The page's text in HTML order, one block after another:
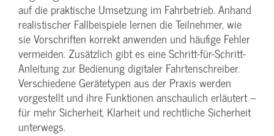
auf die praktische Umsetzung im Fahrbetrieb. Anhand
realistischer Fallbeispiele lernen die Teilnehmer, wie
sie Vorschriften korrekt anwenden und häufige Fehler
vermeiden. Zusätzlich gibt es eine Schritt-für-Schritt-
Anleitung zur Bedienung digitaler Fahrtenschreiber.
Verschiedene Gerätetypen aus der Praxis werden
vorgestellt und ihre Funktionen anschaulich erläutert –
für mehr Sicherheit, Klarheit und rechtliche Sicherheit
unterwegs.